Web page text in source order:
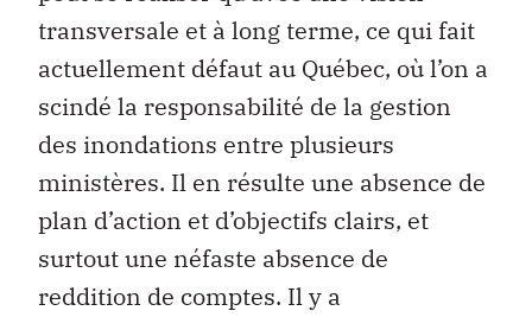
transversale et à long terme, ce qui fait
actuellement défaut au Québec, où l’on a
scindé la responsabilité de la gestion
des inondations entre plusieurs
ministères. Il en résulte une absence de
plan d’action et d’objectifs clairs, et
surtout une néfaste absence de
reddition de comptes. Il y a